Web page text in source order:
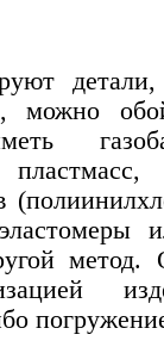
можно
метод.